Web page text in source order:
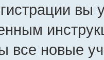
вы
все новые